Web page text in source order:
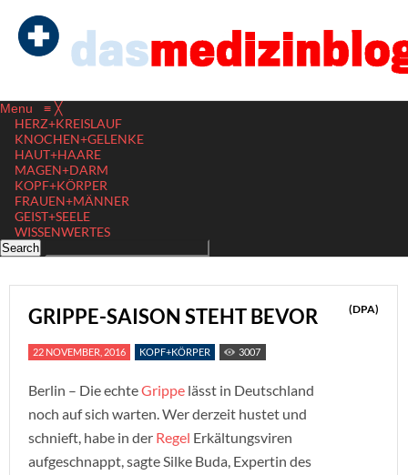
Menu ≡ ╳
HERZ+KREISLAUF
KNOCHEN+GELENKE
HAUT+HAARE
MAGEN+DARM
KOPF+KÖRPER
FRAUEN+MÄNNER
GEIST+SEELE
WISSENWERTES
GRIPPE-SAISON STEHT BEVOR (DPA)
22 NOVEMBER, 2016 KOPF+KÖRPER 3007
Berlin – Die echteGrippe lässt in Deutschland
noch auf sich warten. Wer derzeit hustet und
schnieft, habe in der Regel Erkältungsviren
aufgeschnappt, sagte Silke Buda, Expertin des